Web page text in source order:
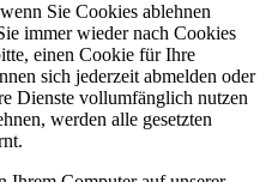
Sie Cookies ablehnen
immer wieder nach Cookies
einen Cookie für Ihre
sich jederzeit abmelden oder
Dienste vollumfänglich nutzen
werden alle gesetzten